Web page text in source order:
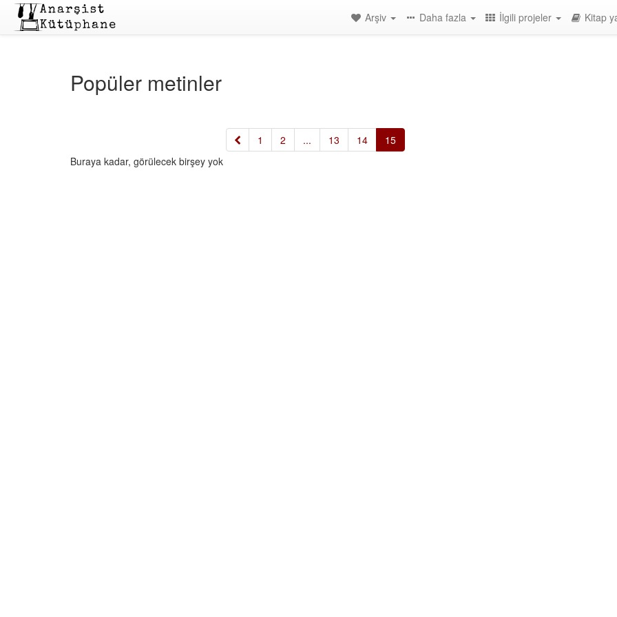
Arşiv Daha fazla İlgili projeler Kitap
Popüler metinler
Buraya kadar, görülecek birşey yok
« 1 2 ... 13 14 15